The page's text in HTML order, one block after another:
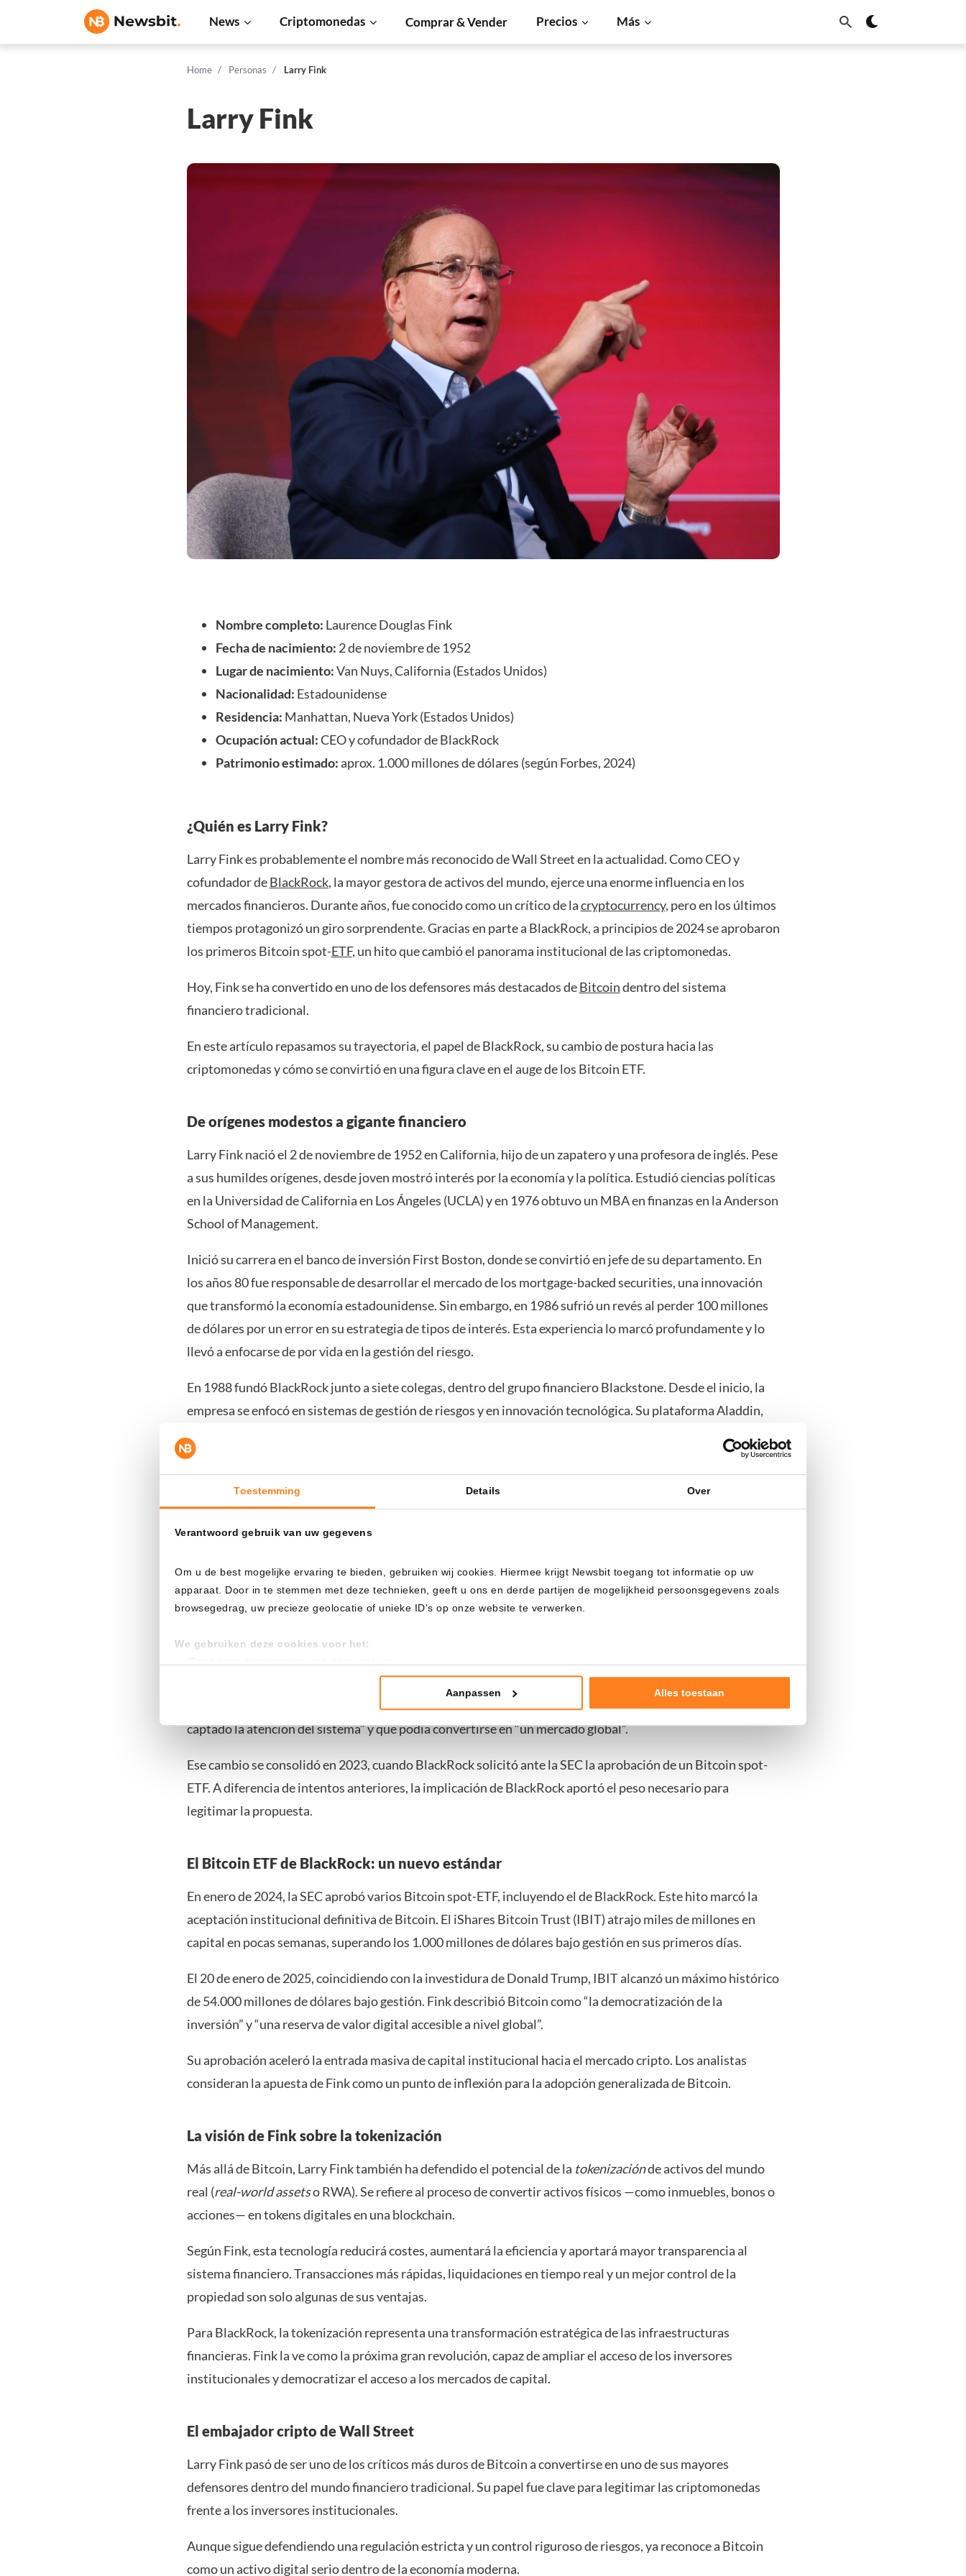
Toestemming Details Over
Verantwoord gebruik van uw gegevens
Om u de best mogelijke ervaring te bieden, gebruiken wij cookies. Hiermee krijgt Newsbit toegang tot informatie op uw
apparaat. Door in te stemmen met deze technieken, geeft u ons en derde partijen de mogelijkheid persoonsgegevens zoals
browsegedrag, uw precieze geolocatie of unieke ID's op onze website te verwerken.
We gebruiken deze cookies voor het:
Klik hieronder om ons toestemming te geven om deze technieken te gebruiken voor bovenstaande doelen of maak
gerechtvaardigd belang. U kunt uw privacy-instellingen te allen tijde inzien en bijwerken door op de tekst 'cookies' te klikken
onderaan de pagina. Voor meer informatie: zie ons
privacy - en cookiestatement
Aanpassen Alles toestaan
News Criptomonedas Comprar & Vender Precios Más
Home Personas Larry Fink
Larry Fink
Nombre completo: Laurence Douglas Fink
Fecha de nacimiento: 2 de noviembre de 1952
Lugar de nacimiento:Van Nuys, California (Estados Unidos)
Nacionalidad: Estadounidense
Residencia: Manhattan, Nueva York (Estados Unidos)
Ocupación actual:CEO y cofundador de BlackRock
Patrimonio estimado:aprox. 1.000 millones de dólares (según Forbes, 2024)
¿Quién es Larry Fink?
Larry Fink es probablemente el nombre más reconocido de Wall Street en la actualidad. Como CEO y
cofundador deBlackRock, la mayor gestora de activos del mundo, ejerce una enorme influencia en los
mercados financieros. Durante años, fue conocido como un crítico de lacryptocurrency, pero en los últimos
tiempos protagonizó un giro sorprendente. Gracias en parte a BlackRock, a principios de 2024 se aprobaron
los primeros Bitcoin spot-ETF, un hito que cambió el panorama institucional de las criptomonedas.
Hoy, Fink se ha convertido en uno de los defensores más destacados deBitcoindentro del sistema
financiero tradicional.
En este artículo repasamos su trayectoria, el papel de BlackRock, su cambio de postura hacia las
criptomonedas y cómo se convirtió en una figura clave en el auge de los Bitcoin ETF.
De orígenes modestos a gigante financiero
Larry Fink nació el 2 de noviembre de 1952 en California, hijo de un zapatero y una profesora de inglés. Pese
a sus humildes orígenes, desde joven mostró interés por la economía y la política. Estudió ciencias políticas
en la Universidad de California en Los Ángeles (UCLA) y en 1976 obtuvo un MBA en finanzas en la Anderson
School of Management.
Inició su carrera en el banco de inversión First Boston, donde se convirtió en jefe de su departamento. En
los años 80 fue responsable de desarrollar el mercado de los mortgage-backed securities, una innovación
que transformó la economía estadounidense. Sin embargo, en 1986 sufrió un revés al perder 100 millones
de dólares por un error en su estrategia de tipos de interés. Esta experiencia lo marcó profundamente y lo
llevó a enfocarse de por vida en la gestión del riesgo.
En 1988 fundó BlackRock junto a siete colegas, dentro del grupo financiero Blackstone. Desde el inicio, la
empresa se enfocó en sistemas de gestión de riesgos y en innovación tecnológica. Su plataforma Aladdin,
capaz de analizar billones de dólares en activos, se convirtió en el núcleo del crecimiento de la firma.
tras la crisis financiera, adquirió Barclays Global Investors, convirtiéndose en el mayor gestor de activos del
sus estrechos vínculos con gobiernos y bancos centrales. Larry Fink es, sin duda, una de las figuras más
influyentes de Wall Street.
De escéptico a defensor de Bitcoin
Durante años, Fink fue un crítico abierto de las criptomonedas. En 2017 llegó a decir queBitcoinera “un
índice para el lavado de dinero”. Pero en 2020 comenzó a suavizar su discurso, afirmando que Bitcoin “había
captado la atención del sistema” y que podía convertirse en “un mercado global”.
Ese cambio se consolidó en 2023, cuando BlackRock solicitó ante la SEC la aprobación de un Bitcoin spot-
ETF. A diferencia de intentos anteriores, la implicación de BlackRock aportó el peso necesario para
legitimar la propuesta.
El Bitcoin ETF de BlackRock: un nuevo estándar
En enero de 2024, la SEC aprobó varios Bitcoin spot-ETF, incluyendo el de BlackRock. Este hito marcó la
aceptación institucional definitiva de Bitcoin. El iShares Bitcoin Trust (IBIT) atrajo miles de millones en
capital en pocas semanas, superando los 1.000 millones de dólares bajo gestión en sus primeros días.
El 20 de enero de 2025, coincidiendo con la investidura de Donald Trump, IBIT alcanzó un máximo histórico
de 54.000 millones de dólares bajo gestión. Fink describió Bitcoin como “la democratización de la
inversión” y “una reserva de valor digital accesible a nivel global”.
Su aprobación aceleró la entrada masiva de capital institucional hacia el mercado cripto. Los analistas
consideran la apuesta de Fink como un punto de inflexión para la adopción generalizada de Bitcoin.
La visión de Fink sobre la tokenización
Más allá de Bitcoin, Larry Fink también ha defendido el potencial de la tokenizaciónde activos del mundo
real (real-world assetso RWA). Se refiere al proceso de convertir activos físicos —como inmuebles, bonos o
acciones— en tokens digitales en una blockchain.
Según Fink, esta tecnología reducirá costes, aumentará la eficiencia y aportará mayor transparencia al
sistema financiero. Transacciones más rápidas, liquidaciones en tiempo real y un mejor control de la
propiedad son solo algunas de sus ventajas.
Para BlackRock, la tokenización representa una transformación estratégica de las infraestructuras
financieras. Fink la ve como la próxima gran revolución, capaz de ampliar el acceso de los inversores
institucionales y democratizar el acceso a los mercados de capital.
El embajador cripto de Wall Street
Larry Fink pasó de ser uno de los críticos más duros de Bitcoin a convertirse en uno de sus mayores
defensores dentro del mundo financiero tradicional. Su papel fue clave para legitimar las criptomonedas
frente a los inversores institucionales.
Aunque sigue defendiendo una regulación estricta y un control riguroso de riesgos, ya reconoce a Bitcoin
como un activo digital serio dentro de la economía moderna.